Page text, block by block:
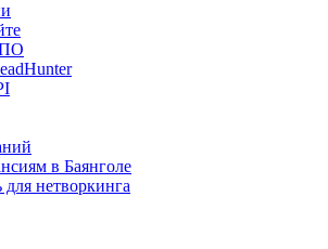
ПО
в Баянголе
для нетворкинга